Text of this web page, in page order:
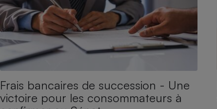
Frais bancaires de succession - Une
victoire pour les consommateurs à